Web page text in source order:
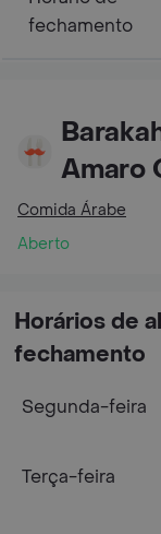
fechamento
Amaro
Comida Árabe
Aberto
Horários de
fechamento
Segunda-feira
Terça-feira